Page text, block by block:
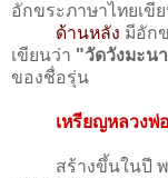
อักขระภาษาไทยเขี
ด้านหลัง มีอัก
เขียนว่า "วัดวังมะน
ของชื่อรุ่น
เหรียญหลวงพ่
สร้างขึ้นในปี พ.ศ